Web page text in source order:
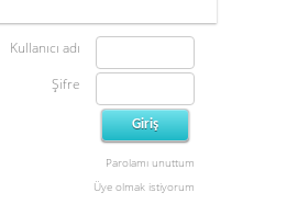
Kullanıcı adı
Şifre
Parolamı unuttum
Üye olmak istiyorum